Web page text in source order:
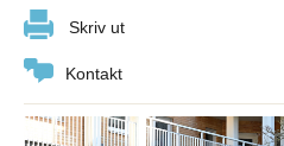
Skriv ut
Kontakt